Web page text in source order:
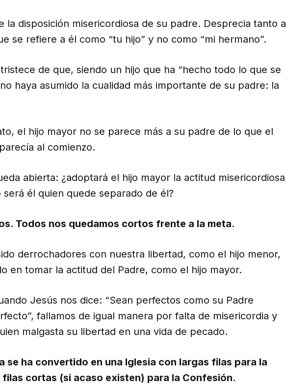
la disposición misericordiosa de su padre. Desprecia tanto a
se refiere a él como “tu hijo” y no como “mi hermano”.
de que, siendo un hijo que ha “hecho todo lo que se
haya asumido la cualidad más importante de su padre: la
el hijo mayor no se parece más a su padre de lo que el
al comienzo.
abierta: ¿adoptará el hijo mayor la actitud misericordiosa
él quien quede separado de él?
Todos nos quedamos cortos frente a la meta.
derrochadores con nuestra libertad, como el hijo menor,
en tomar la actitud del Padre, como el hijo mayor.
Jesús nos dice: “Sean perfectos como su Padre
fallamos de igual manera por falta de misericordia y
malgasta su libertad en una vida de pecado.
se ha convertido en una Iglesia con largas filas para la
cortas (si acaso existen) para la Confesión.